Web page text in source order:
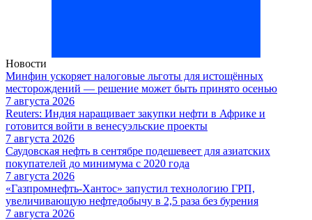
Новости
Минфин ускоряет налоговые льготы для истощённых
месторождений — решение может быть принято осенью
7 августа 2026
Reuters: Индия наращивает закупки нефти в Африке и
готовится войти в венесуэльские проекты
7 августа 2026
Саудовская нефть в сентябре подешевеет для азиатских
покупателей до минимума с 2020 года
7 августа 2026
«Газпромнефть-Хантос» запустил технологию ГРП,
увеличивающую нефтедобычу в 2,5 раза без бурения
7 августа 2026